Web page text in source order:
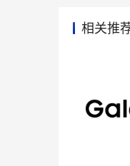
相关推